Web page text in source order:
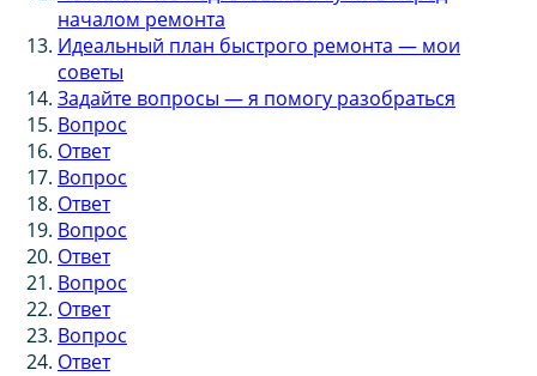
началом ремонта
Идеальный план быстрого ремонта — мои
советы
Задайте вопросы — я помогу разобраться
Вопрос
Ответ
Вопрос
Ответ
Вопрос
Ответ
Вопрос
Ответ
Вопрос
Ответ